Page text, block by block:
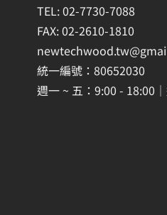
TEL: 02-7730-7088
FAX: 02-2610-1810
統一編號：80652030
週一 ~ 五：9:00 - 18:00